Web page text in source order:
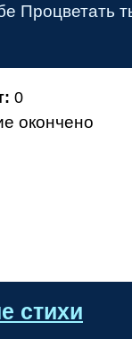
Процветать
0
окончено
стихи